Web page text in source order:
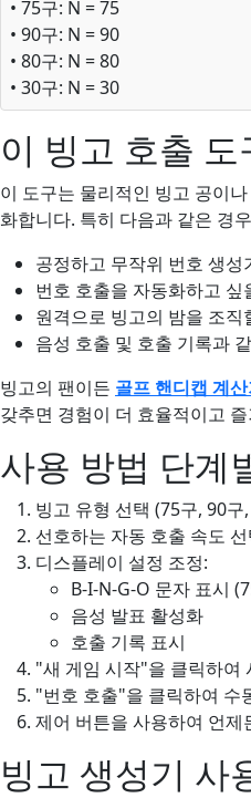
• 75구: N = 75
• 90구: N = 90
• 80구: N = 80
• 30구: N = 30
이 빙고 호출
이 도구는 물리적인 빙고 공이
화합니다. 특히 다음과 같은 경
공정하고 무작위 번호 생성
번호 호출을 자동화하고 싶
원격으로 빙고의 밤을 조직
음성 호출 및 호출 기록과
빙고의 팬이든 골프 핸디캡 계
갖추면 경험이 더 효율적이고
사용 방법 단계
빙고 유형 선택 (75구, 90
선호하는 자동 호출 속도
디스플레이 설정 조정:
B-I-N-G-O 문자 표시
음성 발표 활성화
호출 기록 표시
"새 게임 시작"을 클릭하여
"번호 호출"을 클릭하여 수
제어 버튼을 사용하여 언
빙고 생성기 사